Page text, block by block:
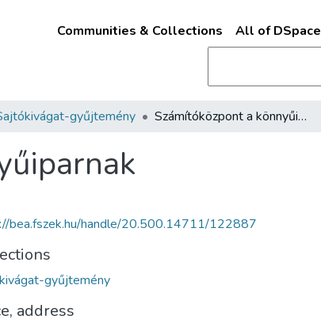
Communities & Collections All of DSpace
gyűjtemény Számítóközpont a könnyűiparnak
bea.fszek.hu/handle/20.500.14711/122887
gyűjtemény
address